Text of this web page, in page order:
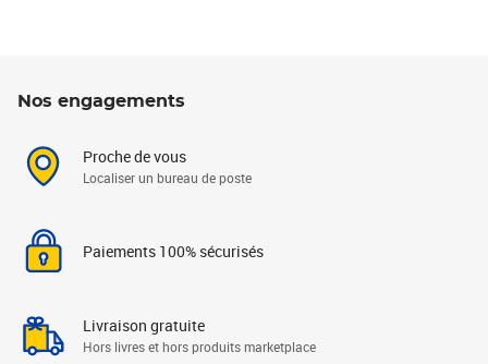
Nos engagements
Proche de vous
Localiser un bureau de poste
Paiements 100% sécurisés
Livraison gratuite
Hors livres et hors produits marketplace